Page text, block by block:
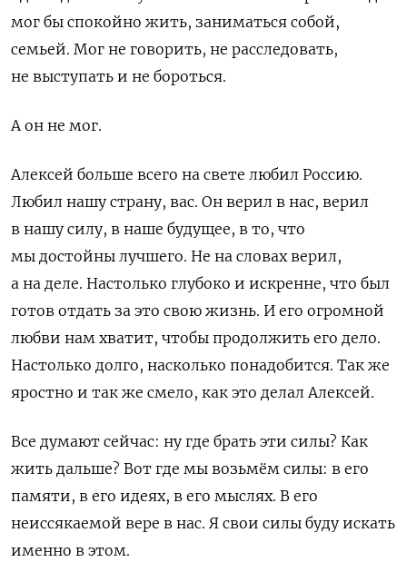
мог бы спокойно жить, заниматься собой,
семьей. Мог не говорить, не расследовать,
не выступать и не бороться.
А он не мог.
Алексей больше всего на свете любил Россию.
Любил нашу страну, вас. Он верил в нас, верил
в нашу силу, в наше будущее, в то, что
мы достойны лучшего. Не на словах верил,
а на деле. Настолько глубоко и искренне, что был
готов отдать за это свою жизнь. И его огромной
любви нам хватит, чтобы продолжить его дело.
Настолько долго, насколько понадобится. Так же
яростно и так же смело, как это делал Алексей.
Все думают сейчас: ну где брать эти силы? Как
жить дальше? Вот где мы возьмём силы: в его
памяти, в его идеях, в его мыслях. В его
неиссякаемой вере в нас. Я свои силы буду искать
именно в этом.